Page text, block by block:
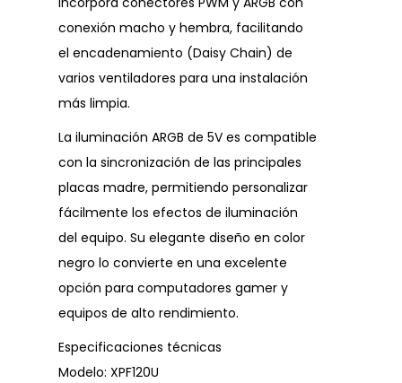
conexión macho y hembra, facilitando
el encadenamiento (Daisy Chain) de
varios ventiladores para una instalación
más limpia.
La iluminación ARGB de 5V es compatible
con la sincronización de las principales
placas madre, permitiendo personalizar
fácilmente los efectos de iluminación
del equipo. Su elegante diseño en color
negro lo convierte en una excelente
opción para computadores gamer y
equipos de alto rendimiento.
Especificaciones técnicas
Modelo: XPF120U